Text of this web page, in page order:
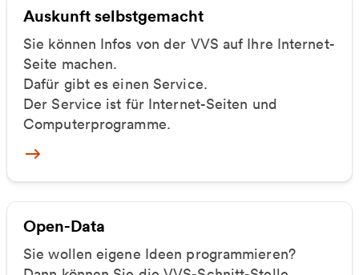
Auskunft selbstgemacht
Sie können Infos von der VVS auf Ihre Internet-
Seite machen.
Dafür gibt es einen Service.
Der Service ist für Internet-Seiten und
Computerprogramme.
Mehr zu Auskunft selbstgemacht
Open-Data
Sie wollen eigene Ideen programmieren?